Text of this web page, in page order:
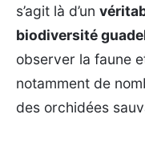
s’agit là d’un
biodiversité
observer la faune
notamment de
des orchidées